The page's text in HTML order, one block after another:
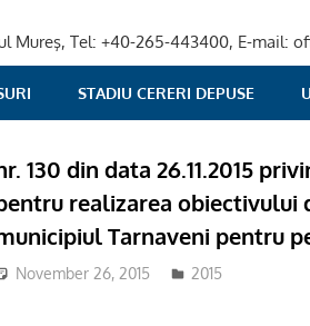
Mureş, Tel: +40-265-443400, E-mail:
STADIU CERERI DEPUSE
130 din data 26.11.2015
realizarea
Tarnaveni pentru
November 26, 2015 2015